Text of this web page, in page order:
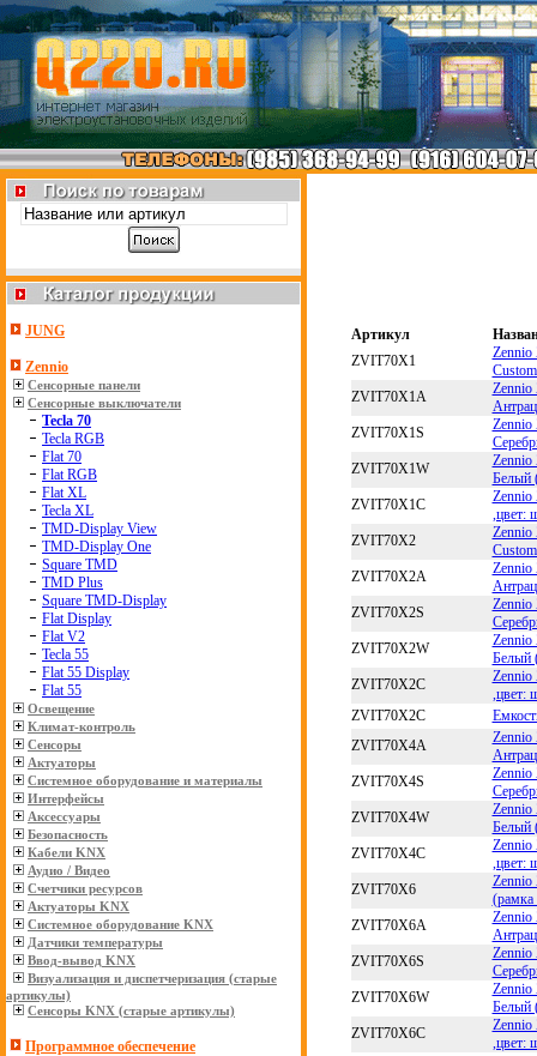
JUNG
Zennio
Сенсорные панели
Сенсорные выключатели
Tecla 70
Tecla RGB
Flat 70
Flat RGB
Flat XL
Tecla XL
TMD-Display View
TMD-Display One
Square TMD
TMD Plus
Square TMD-Display
Flat Display
Flat V2
Tecla 55
Flat 55 Display
Flat 55
Освещение
Климат-контроль
Сенсоры
Актуаторы
Системное оборудование и материалы
Интерфейсы
Аксессуары
Безопасность
Кабели KNX
Аудио / Видео
Счетчики ресурсов
Актуаторы KNX
Системное оборудование KNX
Датчики температуры
Ввод-вывод KNX
Визуализация и диспетчеризация (старые
артикулы)
Сенсоры KNX (старые артикулы)
Программное обеспечение
Артикул
ZVIT70X1
ZVIT70X1A
ZVIT70X1S
ZVIT70X1W
Белый
ZVIT70X1C
Zennio
,цвет:
ZVIT70X2
ZVIT70X2A
ZVIT70X2S
ZVIT70X2W
Белый
ZVIT70X2C
,цвет:
ZVIT70X2C
ZVIT70X4A
ZVIT70X4S
Zennio
ZVIT70X4W
Белый
ZVIT70X4C
,цвет:
ZVIT70X6
Zennio
(рамка
ZVIT70X6A
ZVIT70X6S
Zennio
ZVIT70X6W
Белый
ZVIT70X6C
,цвет: